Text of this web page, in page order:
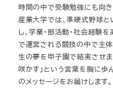
時間の中で受験勉強にも向
産業大学では、準硬式野球
し、学業・部活動・社会経験
で運営される競技の中で主
生の夢を甲子園で結実させま
咲かす」という言葉を胸に歩
のメッセージをお届けします。